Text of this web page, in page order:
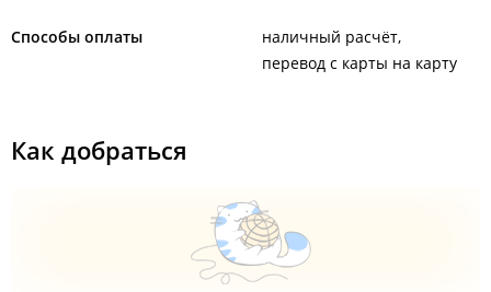
Способы оплаты
наличный расчёт
перевод с карты на карту
Как добраться